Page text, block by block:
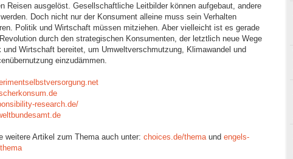
Reisen ausgelöst. Gesellschaftliche Leitbilder können aufgebaut, andere
Doch nicht nur der Konsument alleine muss sein Verhalten
Politik und Wirtschaft müssen mitziehen. Aber vielleicht ist es gerade
durch den strategischen Konsumenten, der letztlich neue Wege
und Wirtschaft bereitet, um Umweltverschmutzung, Klimawandel und
einzudämmen.
research.de/
weitere Artikel zum Thema auch unter: choices.de/thema und engels-